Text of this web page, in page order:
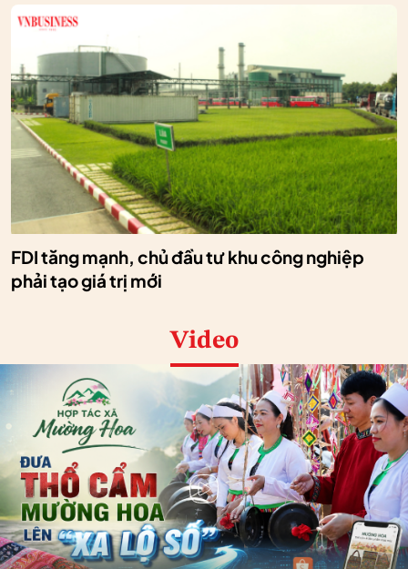
FDI tăng mạnh, chủ đầu tư khu công nghiệp
phải tạo giá trị mới
Video